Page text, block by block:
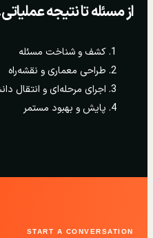
از مسئله تا نتیجه
کشف و شناخت مسئله
طراحی معماری و نقشه‌راه
اجرای مرحله‌ای و انتقال
پایش و بهبود مستمر
START A CONVERSATION